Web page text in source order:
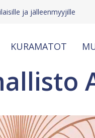
ja jälleenmyyjille
KURAMATOT